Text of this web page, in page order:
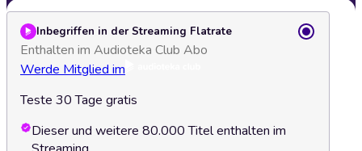
Inbegriffen in der Streaming Flatrate
Enthalten im Audioteka Club Abo
Werde Mitglied im
Teste 30 Tage gratis
Dieser und weitere 80.000 Titel enthalten im